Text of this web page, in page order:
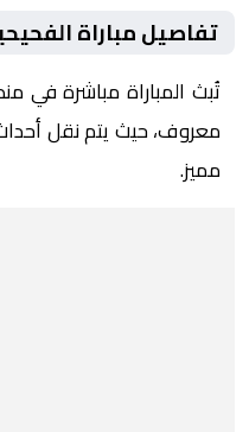
تفاصيل مباراة
تُبث المباراة مباشرة في
معروف، حيث يتم نقل
مميز.